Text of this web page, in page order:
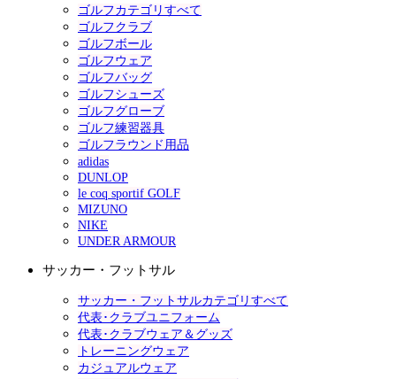
ゴルフカテゴリすべて
ゴルフクラブ
ゴルフボール
ゴルフウェア
ゴルフバッグ
ゴルフシューズ
ゴルフグローブ
ゴルフ練習器具
ゴルフラウンド用品
adidas
DUNLOP
le coq sportif GOLF
MIZUNO
NIKE
UNDER ARMOUR
サッカー・フットサル
サッカー・フットサルカテゴリすべて
代表･クラブユニフォーム
代表･クラブウェア＆グッズ
トレーニングウェア
カジュアルウェア